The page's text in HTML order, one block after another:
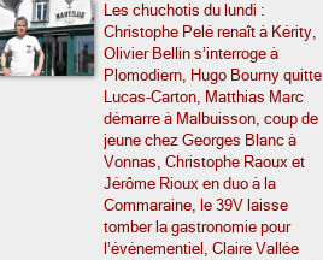
Les chuchotis du lundi :
Christophe Pelé renaît à Kérity,
Olivier Bellin s’interroge à
Plomodiern, Hugo Bourny quitte
Lucas-Carton, Matthias Marc
démarre à Malbuisson, coup de
jeune chez Georges Blanc à
Vonnas, Christophe Raoux et
Jérôme Rioux en duo à la
Commaraine, le 39V laisse
tomber la gastronomie pour
l’événementiel, Claire Vallée